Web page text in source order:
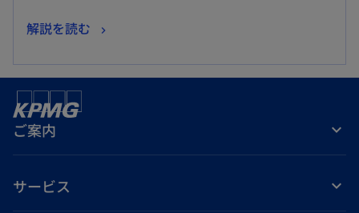
解説を読む
開
ご案内
サービス